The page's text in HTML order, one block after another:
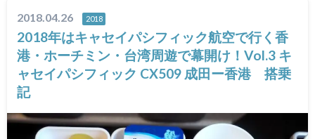
2018.04.26 2018
2018年はキャセイパシフィック航空で行く香
港・ホーチミン・台湾周遊で幕開け！Vol.3 キ
ャセイパシフィック CX509 成田ー香港 搭乗
記